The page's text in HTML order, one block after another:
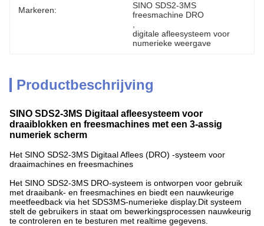
Markeren:
SINO SDS2-3MS
freesmachine DRO
digitale afleesysteem voor
numerieke weergave
Productbeschrijving
SINO SDS2-3MS Digitaal afleesysteem voor
draaiblokken en freesmachines met een 3-assig
numeriek scherm
Het SINO SDS2-3MS Digitaal Aflees (DRO) -systeem voor
draaimachines en freesmachines
Het SINO SDS2-3MS DRO-systeem is ontworpen voor gebruik
met draaibank- en freesmachines en biedt een nauwkeurige
meetfeedback via het SDS3MS-numerieke display.Dit systeem
stelt de gebruikers in staat om bewerkingsprocessen nauwkeurig
te controleren en te besturen met realtime gegevens.